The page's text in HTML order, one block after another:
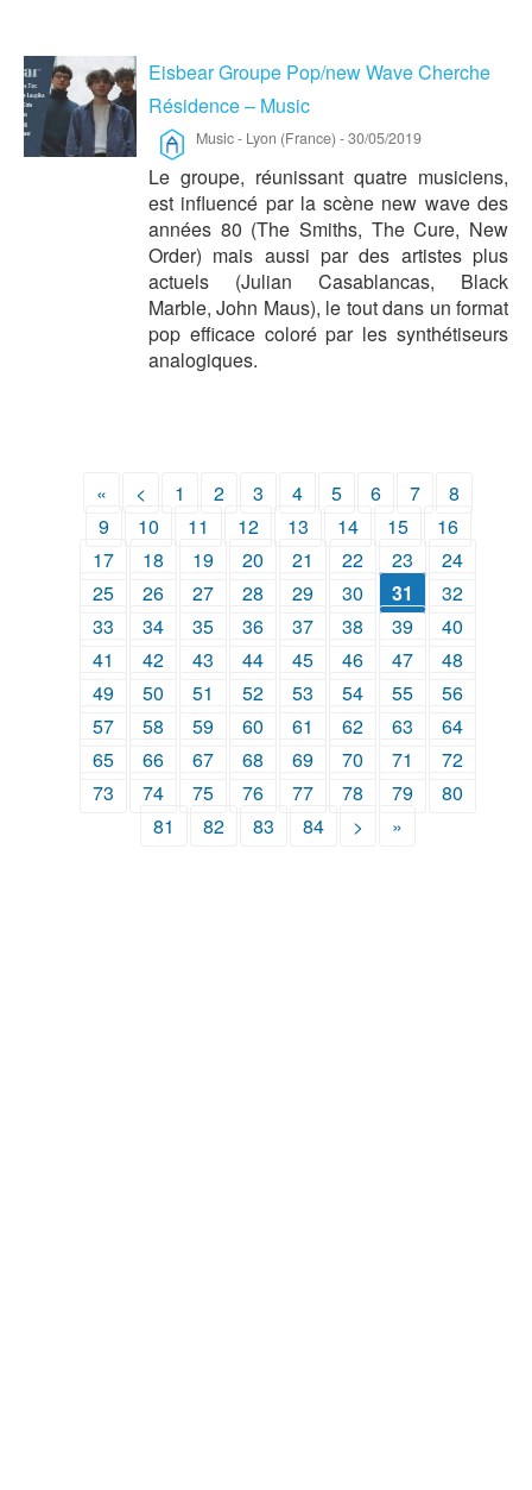
Eisbear Groupe Pop/new Wave Cherche
Résidence – Music
Music- Lyon (France) -30/05/2019
Le groupe, réunissant quatre musiciens,
est influencé par la scène new wave des
années 80 (The Smiths, The Cure, New
Order) mais aussi par des artistes plus
actuels (Julian Casablancas, Black
Marble, John Maus), le tout dans un format
pop efficace coloré par les synthétiseurs
analogiques.
« < 1 2 3 4 5 6 7
8
9
10 11 12 13 14 15
16
17
18 19 20 21 22 23
24
25
26 27 28 29 30 31
32
33
34 35 36 37 38 39
40
41
42 43 44 45 46 47
48
49
50 51 52 53 54 55
56
57
58 59 60 61 62 63
64
65
66 67 68 69 70 71
72
73
74 75 76 77 78 79
80
81
82 83 84 > »